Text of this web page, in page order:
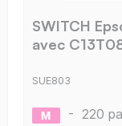
SWITCH
avec
SUE803
- 220